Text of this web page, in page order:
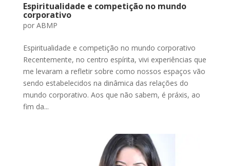
Espiritualidade e competição no mundo
corporativo
por ABMP
Espiritualidade e competição no mundo corporativo
Recentemente, no centro espírita, vivi experiências que
me levaram a refletir sobre como nossos espaços vão
sendo estabelecidos na dinâmica das relações do
mundo corporativo. Aos que não sabem, é práxis, ao
fim da...